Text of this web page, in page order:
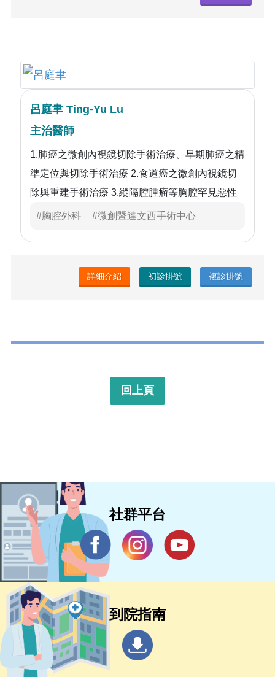
呂庭聿 Ting-Yu Lu
主治醫師
1.肺癌之微創內視鏡切除手術治療、早期肺癌之精
準定位與切除手術治療 2.食道癌之微創內視鏡切
除與重建手術治療 3.縱隔腔腫瘤等胸腔罕見惡性
腫瘤之手術治療 4.肋骨骨折復位與固定、胸部創
憩室、氣切造口等胸部疾病之外科治療 6.外科重
#胸腔外科 #微創暨達文西手術中心
詳細介紹 初診掛號 複診掛號
回上頁
社群平台
到院指南